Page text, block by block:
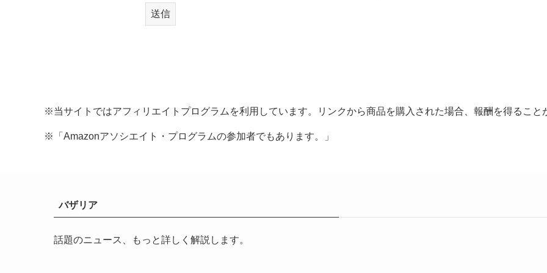
※当サイトではアフィリエイトプログラムを利用しています。リンクから商品を購入された場合、報酬を得ること
※「Amazonアソシエイト・プログラムの参加者でもあります。」
バザリア
話題のニュース、もっと詳しく解説します。